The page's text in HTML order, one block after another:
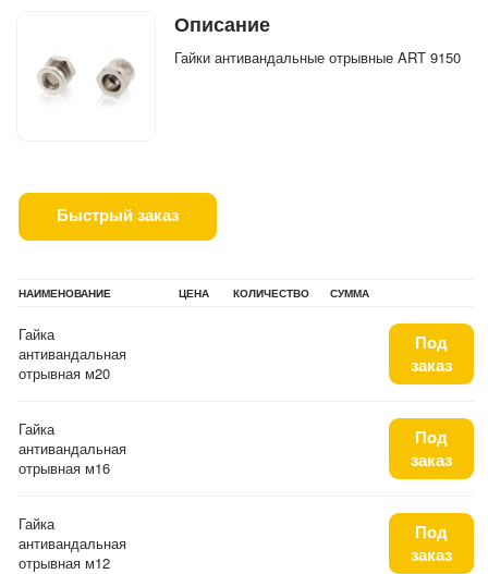
Описание
Гайки антивандальные отрывные ART 9150
Быстрый заказ
НАИМЕНОВАНИЕ ЦЕНА КОЛИЧЕСТВО СУММА
Гайка
антивандальная
отрывная м20
Под
заказ
Гайка
антивандальная
отрывная м16
Под
заказ
Гайка
антивандальная
отрывная м12
Под
заказ